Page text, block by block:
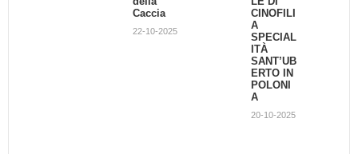
Caccia
22-10-2025
CINOFILI
A
SPECIAL
ITÀ
SANT’UB
ERTO IN
POLONI
A
20-10-2025
21-02-2020 23-04-2017
Basi per
l'addestr
amento
del cane
da